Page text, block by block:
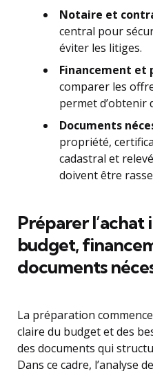
Notaire et
central pour
éviter les litiges.
Financement
comparer les
permet d’obtenir
Documents
propriété,
cadastral et
doivent être
Préparer
budget,
documents
La préparation
claire du budget et des
des documents qui
Dans ce cadre, l’analyse